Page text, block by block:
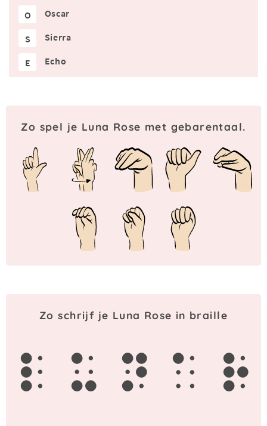
O Oscar
S Sierra
E Echo
Zo spel je Luna Rose met gebarentaal.
Zo schrijf je Luna Rose in braille
l u n a r